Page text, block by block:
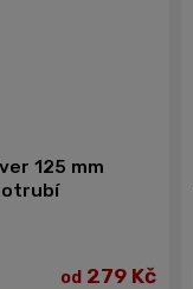
125 mm
od 279 Kč